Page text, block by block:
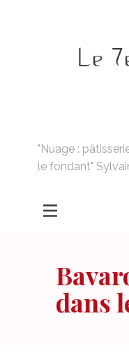
Le
"Nuage :
le fondant"
dans